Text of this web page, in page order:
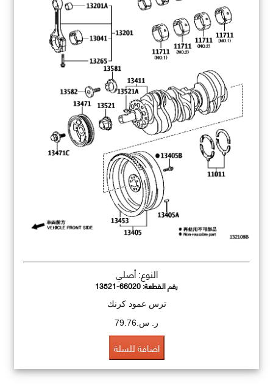
النوع: أصلي
رقم القطعة:13521-66020
ترس عمود كرنك
ر. س.79.76
اضافة للسلة